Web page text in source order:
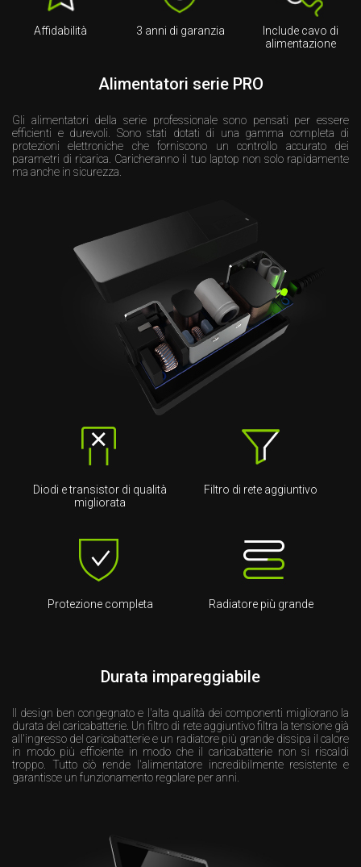
Affidabilità 3 anni di garanzia
Include cavo di
alimentazione
Alimentatori serie PRO
Gli alimentatori della serie professionale sono pensati per essere
efficienti e durevoli. Sono stati dotati di una gamma completa di
protezioni elettroniche che forniscono un controllo accurato dei
parametri di ricarica. Caricheranno il tuo laptop non solo rapidamente
ma anche in sicurezza.
Diodi e transistor di qualità
migliorata
Filtro di rete aggiuntivo
Protezione completa Radiatore più grande
Durata impareggiabile
Il design ben congegnato e l'alta qualità dei componenti migliorano la
durata del caricabatterie. Un filtro di rete aggiuntivo filtra la tensione già
all'ingresso del caricabatterie e un radiatore più grande dissipa il calore
in modo più efficiente in modo che il caricabatterie non si riscaldi
troppo. Tutto ciò rende l'alimentatore incredibilmente resistente e
garantisce un funzionamento regolare per anni.